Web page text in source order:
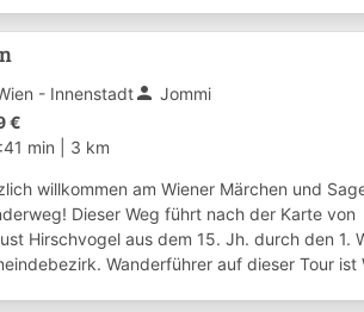
- Innenstadtperson Jommi
€
min
3 km
willkommen am Wiener Märchen und
Dieser Weg führt nach der Karte von
Hirschvogel aus dem 15. Jh. durch den 1.
Wanderführer auf dieser Tour ist